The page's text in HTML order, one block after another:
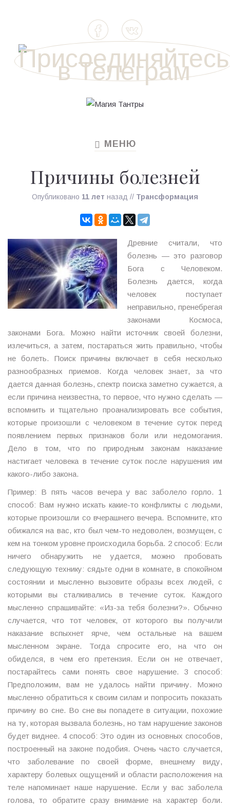
TOGGLE
МЕНЮ
Причины болезней
Опубликовано 11 лет назад // Трансформация
Древние считали, что
болезнь — это разговор
Бога с Человеком.
Болезнь дается, когда
человек поступает
неправильно, пренебрегая
законами Космоса,
законами Бога. Можно найти источник своей болезни,
излечиться, а затем, постараться жить правильно, чтобы
не болеть. Поиск причины включает в себя несколько
разнообразных приемов. Когда человек знает, за что
дается данная болезнь, спектр поиска заметно сужается, а
если причина неизвестна, то первое, что нужно сделать —
вспомнить и тщательно проанализировать все события,
которые произошли с человеком в течение суток перед
появлением первых признаков боли или недомогания.
Дело в том, что по природным законам наказание
настигает человека в течение суток после нарушения им
какого-либо закона.
Пример: В пять часов вечера у вас заболело горло. 1
способ: Вам нужно искать какие-то конфликты с людьми,
которые произошли со вчерашнего вечера. Вспомните, кто
обижался на вас, кто был чем-то недоволен, возмущен, с
кем на тонком уровне происходила борьба. 2 способ: Если
ничего обнаружить не удается, можно пробовать
следующую технику: сядьте одни в комнате, в спокойном
состоянии и мысленно вызовите образы всех людей, с
которыми вы сталкивались в течение суток. Каждого
мысленно спрашивайте: «Из-за тебя болезни?». Обычно
случается, что тот человек, от которого вы получили
наказание вспыхнет ярче, чем остальные на вашем
мысленном экране. Тогда спросите его, на что он
обиделся, в чем его претензия. Если он не отвечает,
постарайтесь сами понять свое нарушение. 3 способ:
Предположим, вам не удалось найти причину. Можно
мысленно обратиться к своим силам и попросить показать
причину во сне. Во сне вы попадете в ситуации, похожие
на ту, которая вызвала болезнь, но там нарушение законов
будет виднее. 4 способ: Это один из основных способов,
построенный на законе подобия. Очень часто случается,
что заболевание по своей форме, внешнему виду,
характеру болевых ощущений и области расположения на
теле напоминает наше нарушение. Если у вас заболела
голова, то обратите сразу внимание на характер боли.